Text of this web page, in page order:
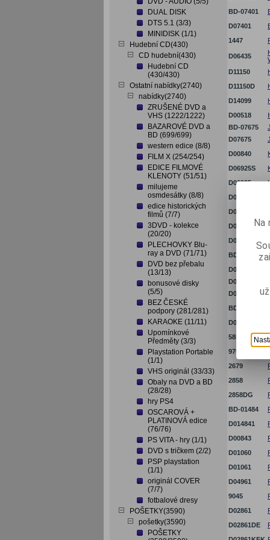
DUAL DISK
DTS 5.1 (3/3)
MINIDISK (1/1)
Hudební CD(430)
CD hudební(430)
Hudební CD
(430/430)
Ostatní nabídky(2740)
nabídky(2740)
ZRUŠENÉ DVD a
VHS (1222/1222)
BAZAROVÉ DVD a
BD (699/699)
western edice (8/8)
FILM X (254/254)
EDICE FILMOVÉ
KLENOTY (51/51)
milujeme
osmdesátky (8/8)
edice historických
filmů (7/7)
3DVD - kolekce
(20/20)
PLECHOVKY Blu-
ray a DVD (71/71)
DVD bez přebalu
(13/13)
bonusové disky
(5/5)
BEZ ČESKÉ
podpory (281/281)
KARAOKE (11/11)
Upomínkové
Předměty (3/3)
Playstation Portable
(1/1)
VHS originál (33/33)
Obaly na DVD a BD
(28/28)
hry PS4
OSCAROVÁ +
PLATINOVÁ edice
(76/76)
PS VITA - hry (1/1)
DVD s tričkem (2/2)
PSP playstation
(1/1)
originál COVER
(7/7)
fotbalové dresy
POŠETKY(3590)
pošetky(3590)
POŠETKY
BD-07401
D07401
1447
D06435
D11150
D11150D
D14099
D00518
BD-07675
D07675
D00840
D06925S
D06925
D01966
D01966T
D00108
D00108PS
BD-06133
D06133
D07123
D03332
BD-08098
D08098
5853S
9707
2679
2858
2858DG
BD-01484
D014841
D00843
D01060
D01061
D04961
9045
D02861
D02861DE
Na